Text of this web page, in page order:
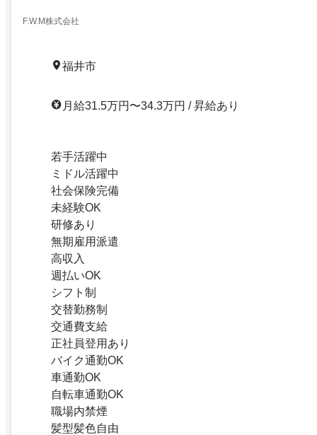
F.W.M株式会社
福井市
月給31.5万円〜34.3万円 / 昇給あり
若手活躍中
ミドル活躍中
社会保険完備
未経験OK
研修あり
無期雇用派遣
高収入
週払いOK
シフト制
交替勤務制
交通費支給
正社員登用あり
バイク通勤OK
車通勤OK
自転車通勤OK
職場内禁煙
髪型髪色自由